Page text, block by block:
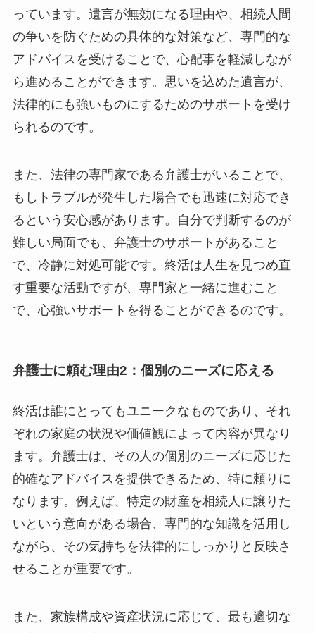
っています。遺言が無効になる理由や、相続人間
の争いを防ぐための具体的な対策など、専門的な
アドバイスを受けることで、心配事を軽減しなが
ら進めることができます。思いを込めた遺言が、
法律的にも強いものにするためのサポートを受け
られるのです。
また、法律の専門家である弁護士がいることで、
もしトラブルが発生した場合でも迅速に対応でき
るという安心感があります。自分で判断するのが
難しい局面でも、弁護士のサポートがあること
で、冷静に対処可能です。終活は人生を見つめ直
す重要な活動ですが、専門家と一緒に進むこと
で、心強いサポートを得ることができるのです。
弁護士に頼む理由2：個別のニーズに応える
終活は誰にとってもユニークなものであり、それ
ぞれの家庭の状況や価値観によって内容が異なり
ます。弁護士は、その人の個別のニーズに応じた
的確なアドバイスを提供できるため、特に頼りに
なります。例えば、特定の財産を相続人に譲りた
いという意向がある場合、専門的な知識を活用し
ながら、その気持ちを法律的にしっかりと反映さ
せることが重要です。
また、家族構成や資産状況に応じて、最も適切な